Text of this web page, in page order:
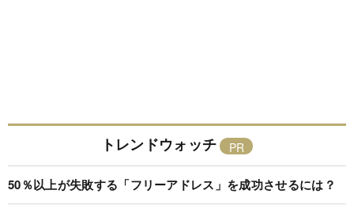
トレンドウォッチ
50％以上が失敗する「フリーアドレス」を成功させるには？